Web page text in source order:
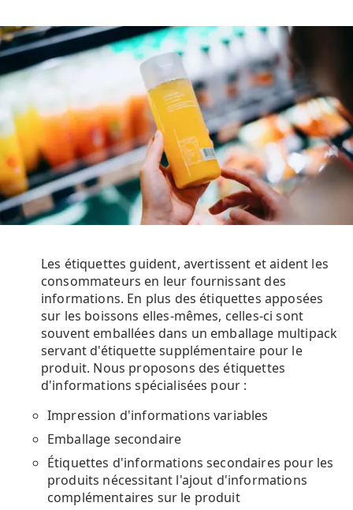
Les étiquettes guident, avertissent et aident les
consommateurs en leur fournissant des
informations. En plus des étiquettes apposées
sur les boissons elles-mêmes, celles-ci sont
souvent emballées dans un emballage multipack
servant d'étiquette supplémentaire pour le
produit. Nous proposons des étiquettes
d'informations spécialisées pour :
Impression d'informations variables
Emballage secondaire
Étiquettes d'informations secondaires pour les
produits nécessitant l'ajout d'informations
complémentaires sur le produit